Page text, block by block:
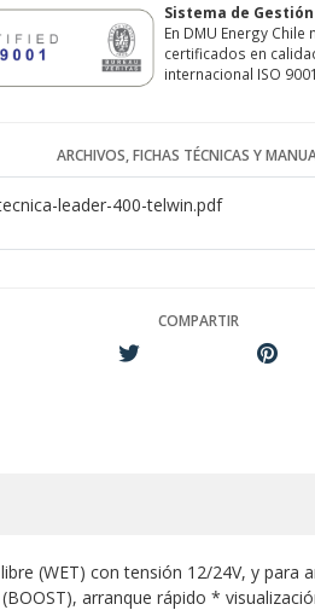
Sistema de
En DMU Energy
certificados en
internacional ISO
ARCHIVOS, FICHAS TÉCNICAS Y
leader-400-telwin.pdf
COMPARTIR
(WET) con tensión 12/24V, y para
arranque rápido *